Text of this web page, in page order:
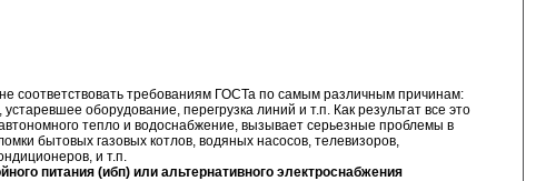
соответствовать требованиям ГОСТа по самым различным причинам:
оборудование, перегрузка линий и т.п. Как результат все это
тепло и водоснабжение, вызывает серьезные проблемы в
бытовых газовых котлов, водяных насосов, телевизоров,
и т.п.
питания (ибп) или альтернативного электроснабжения